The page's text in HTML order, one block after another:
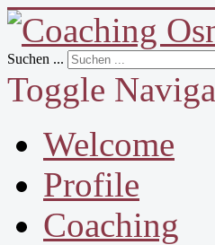
Suchen ...
Toggle
Welcome
Profile
Coaching